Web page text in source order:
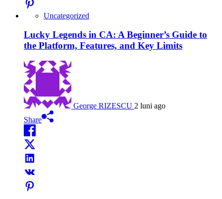
Uncategorized
Lucky Legends in CA: A Beginner’s Guide to
the Platform, Features, and Key Limits
George RIZESCU 2 luni ago
Share